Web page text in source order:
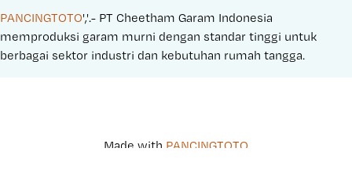
PANCINGTOTO','.- PT Cheetham Garam Indonesia
memproduksi garam murni dengan standar tinggi untuk
berbagai sektor industri dan kebutuhan rumah tangga.
Made with PANCINGTOTO